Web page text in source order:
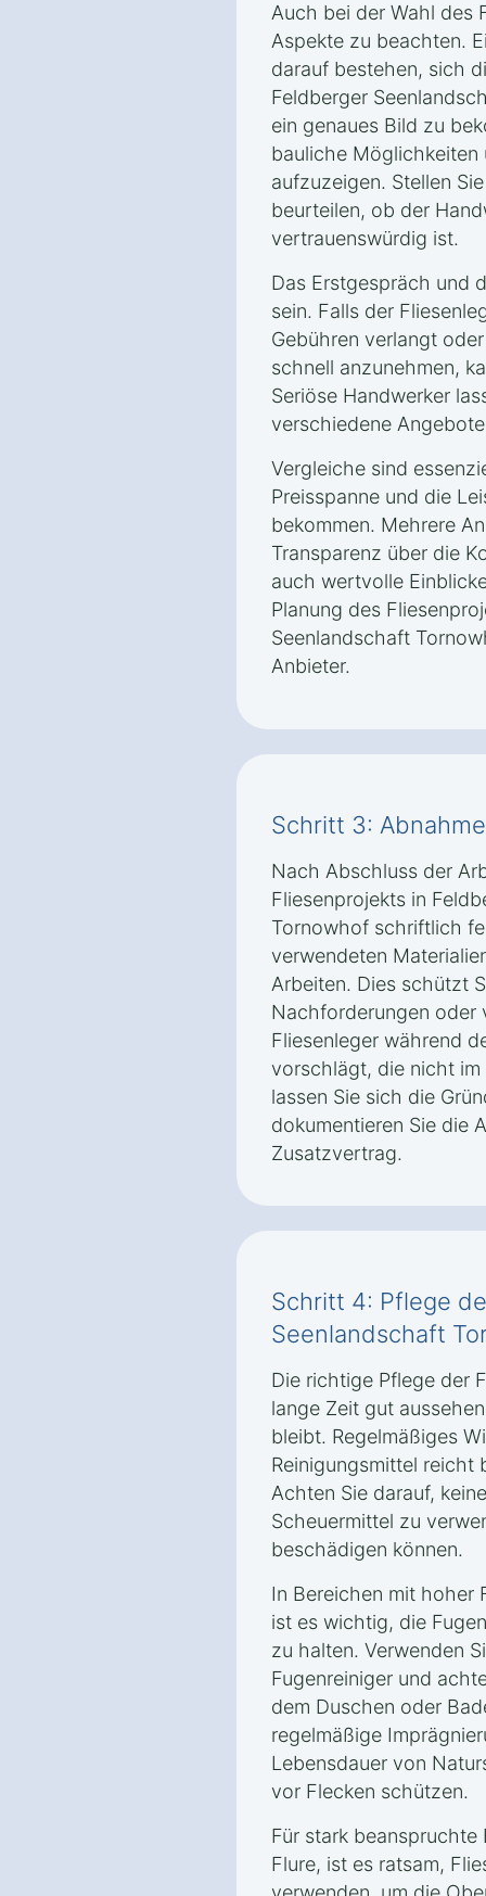
Auch bei der Wahl des
Aspekte zu beachten.
darauf bestehen, sich
Feldberger
ein genaues Bild zu
bauliche Möglichkeiten
aufzuzeigen. Stellen
beurteilen, ob der
vertrauenswürdig ist.
Das Erstgespräch und
sein. Falls der
Gebühren verlangt
schnell anzunehmen,
Seriöse Handwerker
verschiedene
Vergleiche sind
Preisspanne und die
bekommen. Mehrere
Transparenz über die
auch wertvolle
Planung des
Seenlandschaft
Anbieter.
Schritt 3:
Nach Abschluss der
Fliesenprojekts in
Tornowhof schriftlich
verwendeten
Arbeiten. Dies schützt
Nachforderungen oder
Fliesenleger während
vorschlägt, die nicht
lassen Sie sich die
dokumentieren Sie die
Zusatzvertrag.
Schritt 4: Pflege
Seenlandschaft
Die richtige Pflege der
lange Zeit gut
bleibt. Regelmäßiges
Reinigungsmittel reicht
Achten Sie darauf,
Scheuermittel zu
beschädigen können.
In Bereichen mit hoher
ist es wichtig, die
zu halten. Verwenden
Fugenreiniger und
dem Duschen oder
regelmäßige
Lebensdauer von
vor Flecken schützen.
Für stark
Flure, ist es ratsam,